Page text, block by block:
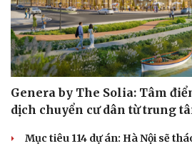
Genera by The Solia: Tâm
dịch chuyển cư dân từ trung
Mục tiêu 114 dự án: Hà Nội sẽ